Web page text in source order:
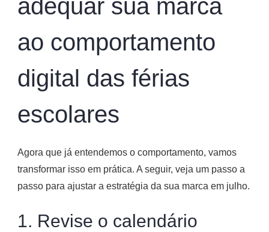
adequar sua marca
ao comportamento
digital das férias
escolares
Agora que já entendemos o comportamento, vamos
transformar isso em prática. A seguir, veja um passo a
passo para ajustar a estratégia da sua marca em julho.
1. Revise o calendário